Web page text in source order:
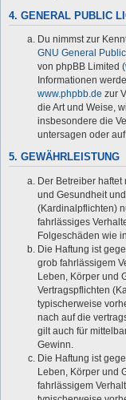
4. GENERAL PUBLIC
Du nimmst zur
GNU General
von phpBB Limited (
Informationen
www.phpbb.de zur
die Art und Weise,
insbesondere die
untersagen oder
5. GEWÄHRLEISTUNG
Der Betreiber haftet
und Gesundheit
(Kardinalpflichten)
fahrlässiges
Folgeschäden wie
Die Haftung ist
grob fahrlässigem
Leben, Körper und
Vertragspflichten
typischerweise
nach auf die
gilt auch für
Gewinn.
Die Haftung ist
Leben, Körper und
fahrlässigem